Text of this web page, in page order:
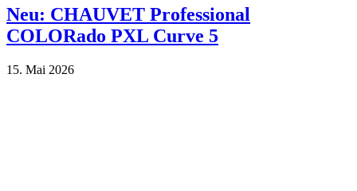
Neu: CHAUVET Professional
COLORado PXL Curve 5
15. Mai 2026